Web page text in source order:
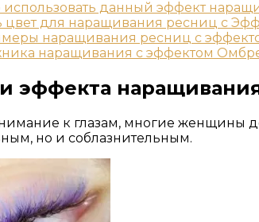
использовать данный эффект
цвет для наращивания ресниц с
наращивания ресниц с
наращивания с эффектом
эффекта
к глазам, многие женщины
но и соблазнительным.